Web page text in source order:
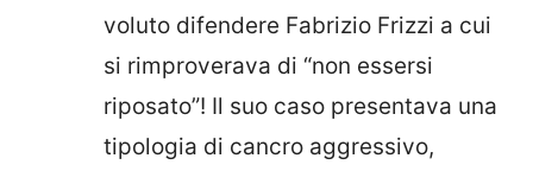
voluto difendere Fabrizio Frizzi a cui
si rimproverava di “non essersi
riposato”! Il suo caso presentava una
tipologia di cancro aggressivo,